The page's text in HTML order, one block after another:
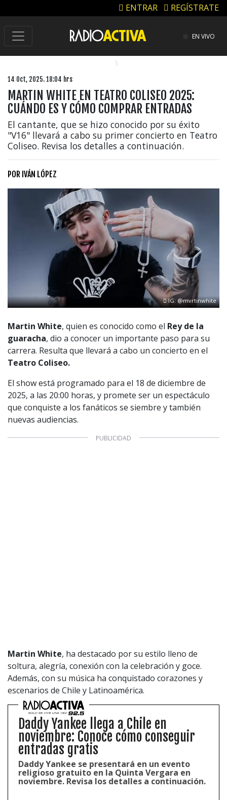
ENTRAR REGÍSTRATE
EN VIVO
14 Oct, 2025. 18:04 hrs
MARTIN WHITE EN TEATRO COLISEO 2025:
CUÁNDO ES Y CÓMO COMPRAR ENTRADAS
El cantante, que se hizo conocido por su éxito
"V16" llevará a cabo su primer concierto en Teatro
Coliseo. Revisa los detalles a continuación.
POR IVÁN LÓPEZ
IG: @mvrtinwhite
Martin White, quien es conocido como el Rey de la
guaracha, dio a conocer un importante paso para su
carrera. Resulta que llevará a cabo un concierto en el
Teatro Coliseo.
El show está programado para el 18 de diciembre de
2025, a las 20:00 horas, y promete ser un espectáculo
que conquiste a los fanáticos se siembre y también
nuevas audiencias.
Martin White, ha destacado por su estilo lleno de
soltura, alegría, conexión con la celebración y goce.
Además, con su música ha conquistado corazones y
escenarios de Chile y Latinoamérica.
Daddy Yankee llega a Chile en
noviembre: Conoce cómo conseguir
entradas gratis
Daddy Yankee se presentará en un evento
religioso gratuito en la Quinta Vergara en
noviembre. Revisa los detalles a continuación.